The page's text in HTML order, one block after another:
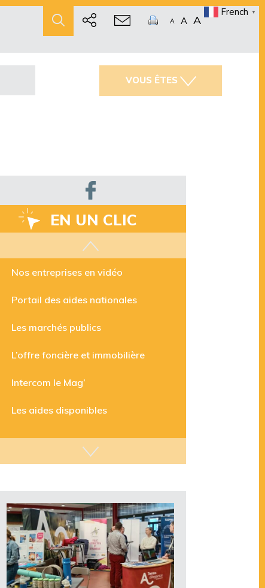
A A A
French ▼
VOUS ÊTES
EN UN CLIC
Les aides disponibles
Nos entreprises en vidéo
Portail des aides nationales
Les marchés publics
L’offre foncière et immobilière
Intercom le Mag’